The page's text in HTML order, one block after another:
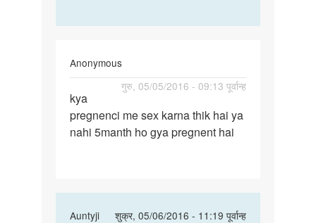
Anonymous
गुरु, 05/05/2016 - 09:13 पूर्वान्ह
kya
pregnenci
me
kya
pregnenci me sex karna thik hai ya
nahi 5manth ho gya pregnent hai
Auntyji
शुक्र, 05/06/2016 - 11:19 पूर्वान्ह
In